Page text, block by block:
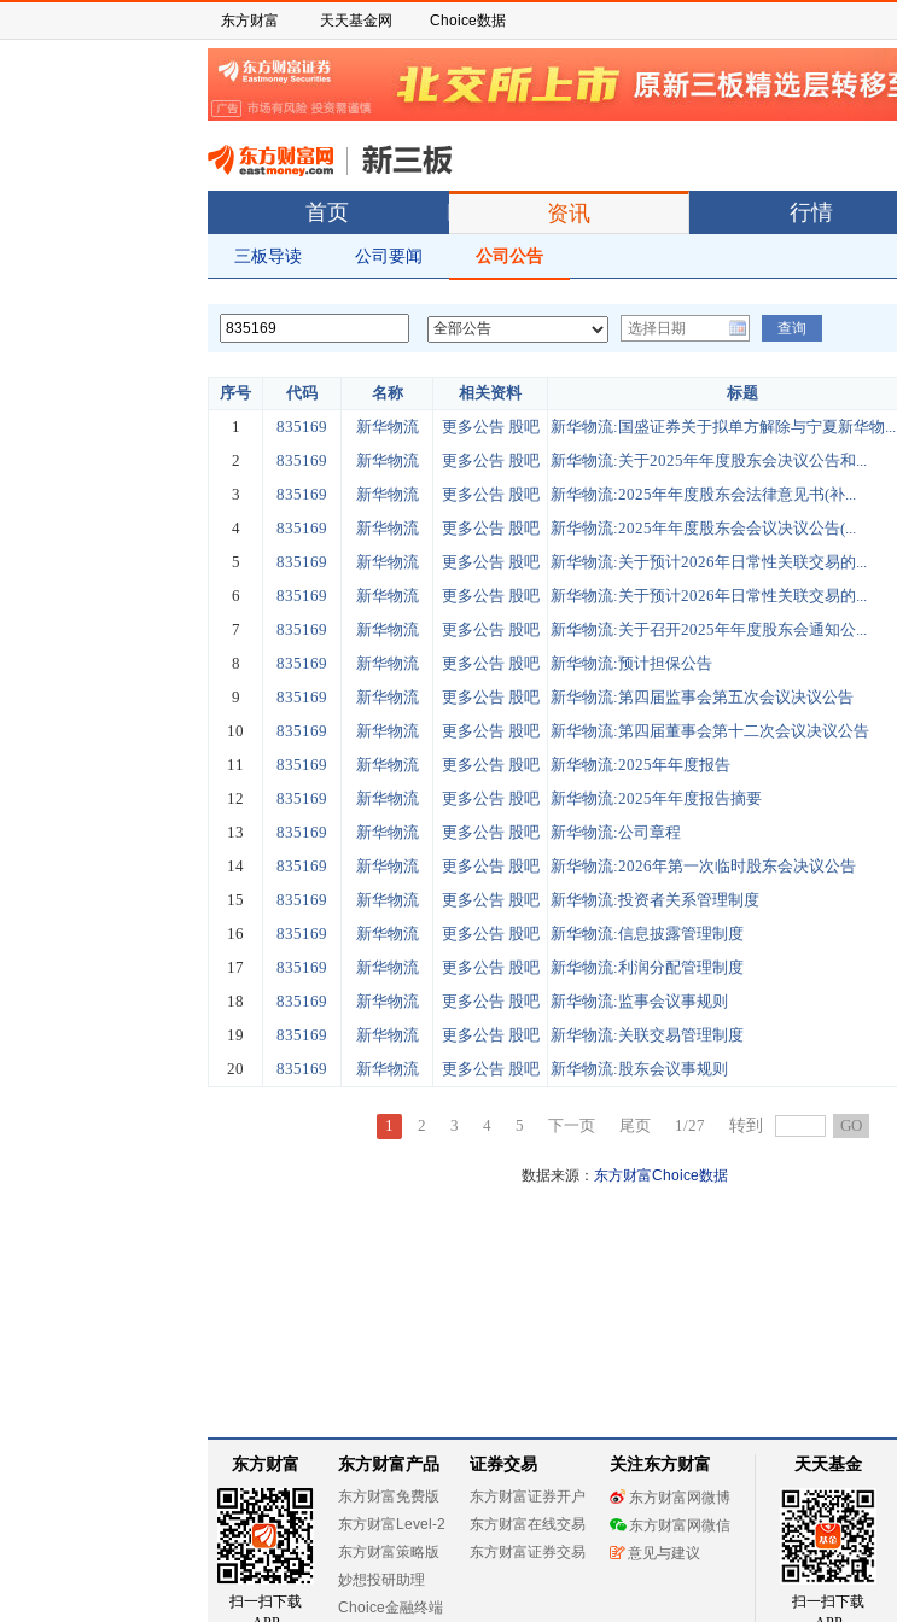
东方财富 天天基金网 Choice数据
首页 资讯 行情
三板导读 公司要闻 公司公告
序号 代码 名称 相关资料 标题
1
835169 新华物流 更多公告 股吧 新华物流:国盛证券关于拟单方解除与宁夏新华物...
2
835169 新华物流 更多公告 股吧 新华物流:关于2025年年度股东会决议公告和...
3
835169 新华物流 更多公告 股吧 新华物流:2025年年度股东会法律意见书(补...
4
835169 新华物流 更多公告 股吧 新华物流:2025年年度股东会会议决议公告(...
5
835169 新华物流 更多公告 股吧 新华物流:关于预计2026年日常性关联交易的...
6
835169 新华物流 更多公告 股吧 新华物流:关于预计2026年日常性关联交易的...
7
835169 新华物流 更多公告 股吧 新华物流:关于召开2025年年度股东会通知公...
8
835169 新华物流 更多公告 股吧 新华物流:预计担保公告
9
835169 新华物流 更多公告 股吧 新华物流:第四届监事会第五次会议决议公告
10
835169 新华物流 更多公告 股吧 新华物流:第四届董事会第十二次会议决议公告
11
835169 新华物流 更多公告 股吧 新华物流:2025年年度报告
12
835169 新华物流 更多公告 股吧 新华物流:2025年年度报告摘要
13
835169 新华物流 更多公告 股吧 新华物流:公司章程
14
835169 新华物流 更多公告 股吧 新华物流:2026年第一次临时股东会决议公告
15
835169 新华物流 更多公告 股吧 新华物流:投资者关系管理制度
16
835169 新华物流 更多公告 股吧 新华物流:信息披露管理制度
17
835169 新华物流 更多公告 股吧 新华物流:利润分配管理制度
18
835169 新华物流 更多公告 股吧 新华物流:监事会议事规则
19
835169 新华物流 更多公告 股吧 新华物流:关联交易管理制度
20
835169 新华物流 更多公告 股吧 新华物流:股东会议事规则
1 2 3 4 5 下一页 尾页 1/27 转到 GO
数据来源： 东方财富Choice数据
东方财富
扫一扫下载
东方财富产品
东方财富免费版
东方财富Level-2
东方财富策略版
妙想投研助理
Choice金融终端
证券交易
东方财富证券开户
东方财富在线交易
东方财富证券交易
关注东方财富
东方财富网微博
东方财富网微信
意见与建议
天天基金
扫一扫下载